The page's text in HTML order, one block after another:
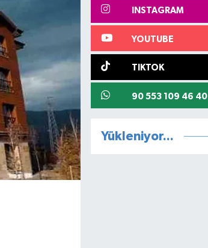
INSTAGRAM
YOUTUBE
TIKTOK
90 553 109 46 40
Yükleniyor...